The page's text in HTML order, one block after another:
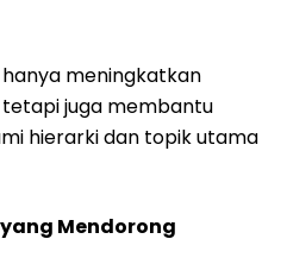
meningkatkan
juga membantu
hierarki dan topik utama
Mendorong